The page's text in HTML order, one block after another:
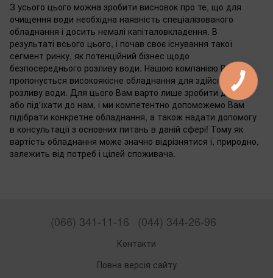
З усього цього можна зробити висновок про те, що для
очищення води необхідна наявність спеціалізованого
обладнання і досить немалі капіталовкладення. В
результаті всього цього, і почав своє існування такої
сегмент ринку, як потенційний бізнес щодо
безпосереднього розливу води. Нашою компанією Вам
пропонується високоякісне обладнання для здійснення
розливу води. Для цього Вам варто лише зробити дзвінок
або під'їхати до нам, і ми компетентно допоможемо Вам
підібрати конкретне обладнання, а також надати допомогу
в консультації з основних питань в даній сфері! Тому як
вартість обладнання може значно відрізнятися і, природно,
залежить від потреб і цілей споживача.
(066) 341-11-16 (044) 344-26-96
Контакти
Повна версія сайту